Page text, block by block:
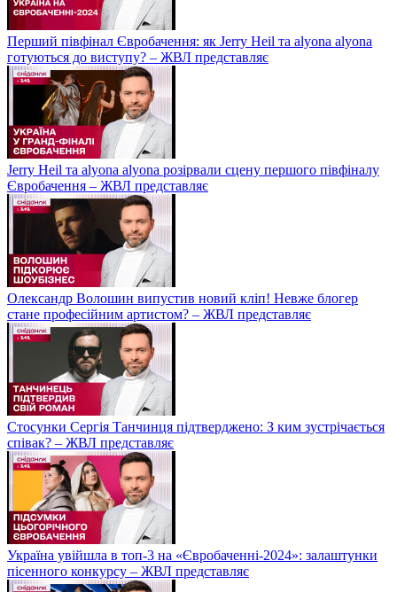
Перший півфінал Євробачення: як Jerry Heil та alyona alyona
готуються до виступу? – ЖВЛ представляє
Jerry Heil та аlyona аlyona розірвали сцену першого півфіналу
Євробачення – ЖВЛ представляє
Олександр Волошин випустив новий кліп! Невже блогер
стане професійним артистом? – ЖВЛ представляє
Стосунки Сергія Танчинця підтверджено: З ким зустрічається
співак? – ЖВЛ представляє
Україна увійшла в топ-3 на «Євробаченні-2024»: залаштунки
пісенного конкурсу – ЖВЛ представляє